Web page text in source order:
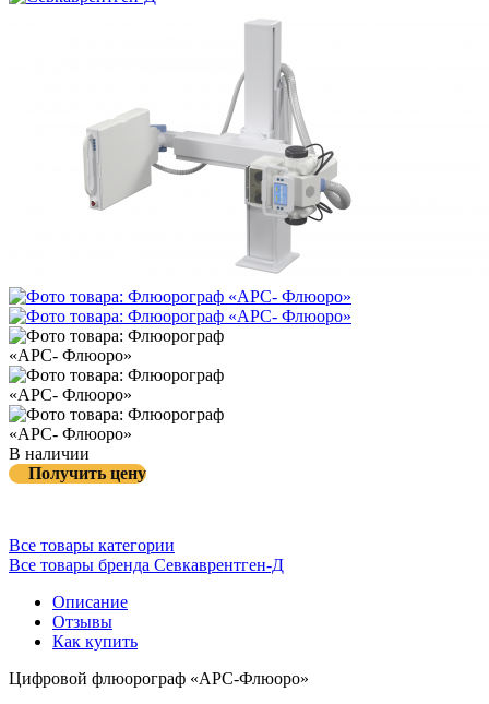
В наличии
Получить цену
Все товары категории
Все товары бренда Севкаврентген-Д
Описание
Отзывы
Как купить
Цифровой флюорограф «АРС-Флюоро»